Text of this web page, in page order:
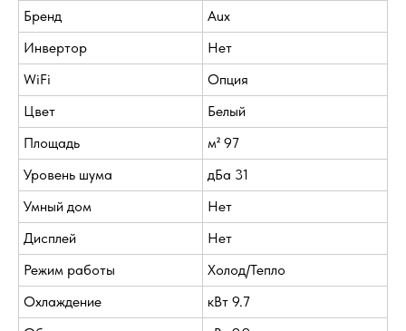
Бренд
Aux
Инвертор
Нет
WiFi
Опция
Цвет
Белый
Площадь
м² 97
Уровень шума
дБа 31
Умный дом
Нет
Дисплей
Нет
Режим работы
Холод/Тепло
Охлаждение
кВт 9.7